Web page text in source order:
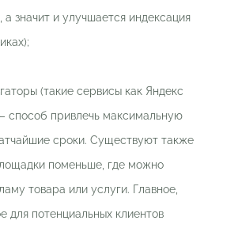
а значит и улучшается индексация
(такие сервисы как Яндекс
способ привлечь максимальную
сроки. Существуют также
поменьше, где можно
товара или услуги. Главное,
для потенциальных клиентов